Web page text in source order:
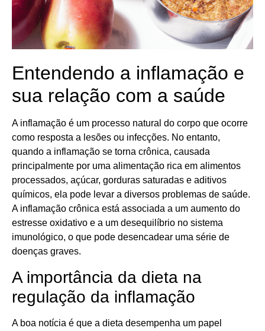
Entendendo a inflamação e
sua relação com a saúde
A inflamação é um processo natural do corpo que ocorre
como resposta a lesões ou infecções. No entanto,
quando a inflamação se torna crônica, causada
principalmente por uma alimentação rica em alimentos
processados, açúcar, gorduras saturadas e aditivos
químicos, ela pode levar a diversos problemas de saúde.
A inflamação crônica está associada a um aumento do
estresse oxidativo e a um desequilíbrio no sistema
imunológico, o que pode desencadear uma série de
doenças graves.
A importância da dieta na
regulação da inflamação
A boa notícia é que a dieta desempenha um papel